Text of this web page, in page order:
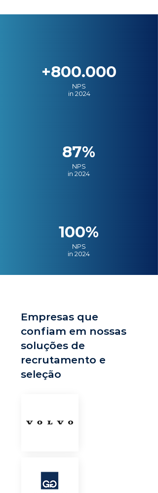
+800.000
NPS
in 2024
87%
NPS
in 2024
100%
NPS
in 2024
Empresas que
confiam em nossas
soluções de
recrutamento e
seleção